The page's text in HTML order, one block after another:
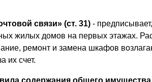
связи» (ст. 31) -
жилых домов на первых этажах.
ремонт и замена шкафов
их счет.
содержания общего